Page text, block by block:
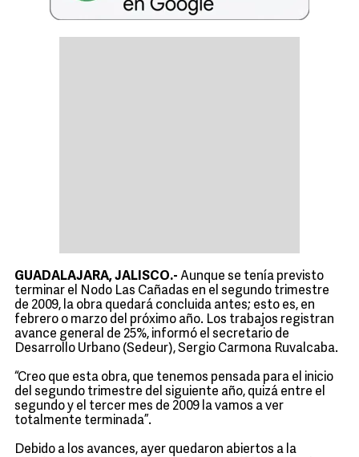
GUADALAJARA, JALISCO.- Aunque se tenía previsto
terminar el Nodo Las Cañadas en el segundo trimestre
de 2009, la obra quedará concluida antes; esto es, en
febrero o marzo del próximo año. Los trabajos registran
avance general de 25%, informó el secretario de
Desarrollo Urbano (Sedeur), Sergio Carmona Ruvalcaba.
“Creo que esta obra, que tenemos pensada para el inicio
del segundo trimestre del siguiente año, quizá entre el
segundo y el tercer mes de 2009 la vamos a ver
totalmente terminada”.
Debido a los avances, ayer quedaron abiertos a la